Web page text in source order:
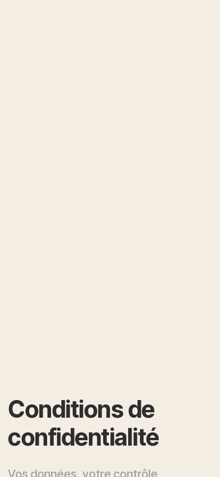
Conditions de
confidentialité
Vos données, votre contrôle